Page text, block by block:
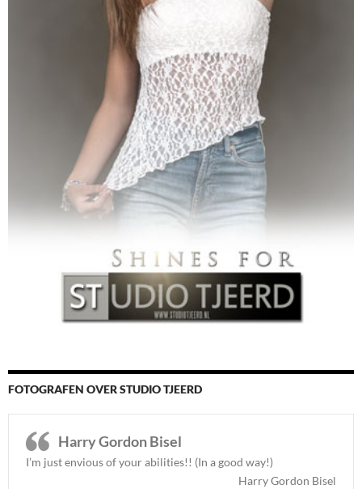
FOTOGRAFEN OVER STUDIO TJEERD
Harry Gordon Bisel
I’m just envious of your abilities!! (In a good way!)
Harry Gordon Bisel